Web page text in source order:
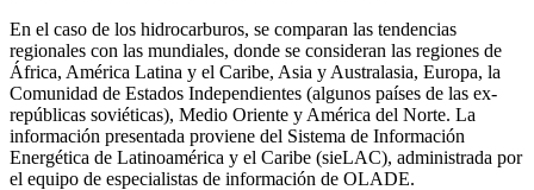
En el caso de los hidrocarburos, se comparan las tendencias
regionales con las mundiales, donde se consideran las regiones de
África, América Latina y el Caribe, Asia y Australasia, Europa, la
Comunidad de Estados Independientes (algunos países de las ex-
repúblicas soviéticas), Medio Oriente y América del Norte. La
información presentada proviene del Sistema de Información
Energética de Latinoamérica y el Caribe (sieLAC), administrada por
el equipo de especialistas de información de OLADE.